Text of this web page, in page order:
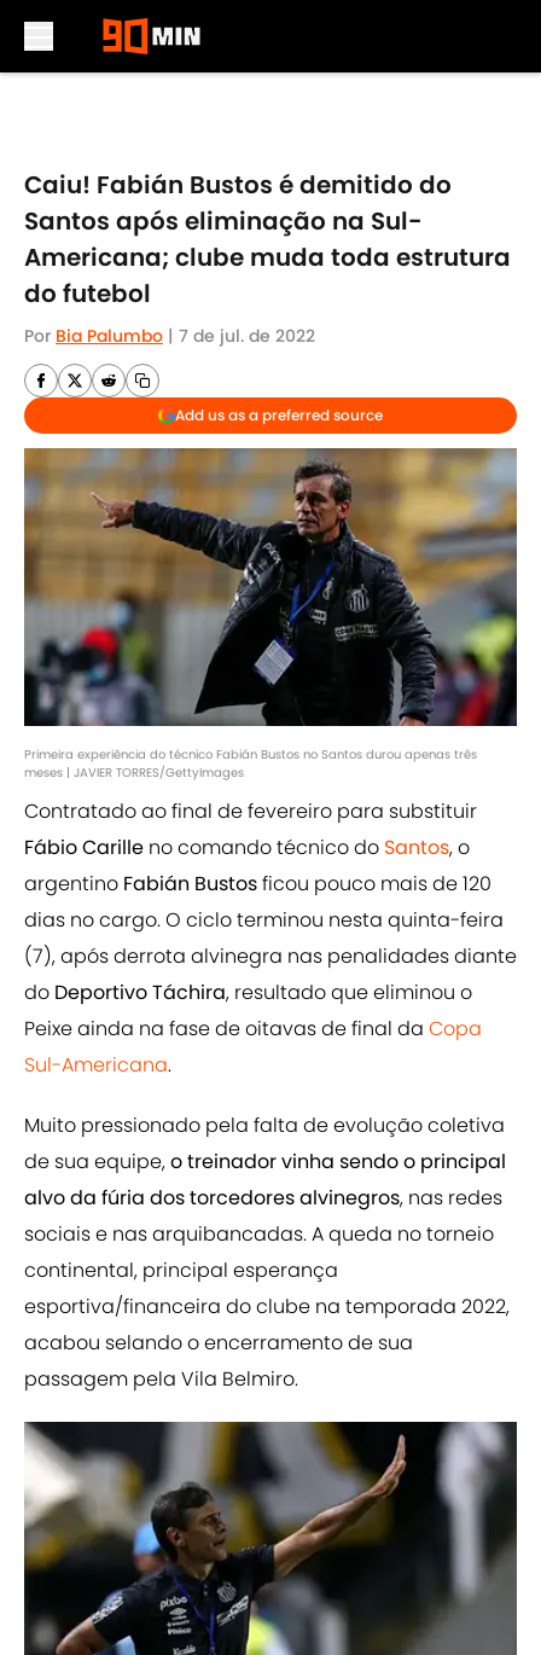
Caiu! Fabián Bustos é demitido do
Santos após eliminação na Sul-
Americana; clube muda toda estrutura
do futebol
Por Bia Palumbo | 7 de jul. de 2022
Add us as a preferred source
Primeira experiência do técnico Fabián Bustos no Santos durou apenas três
meses | JAVIER TORRES/GettyImages
Contratado ao final de fevereiro para substituir
Fábio Carille no comando técnico do Santos, o
argentino Fabián Bustosficou pouco mais de 120
dias no cargo. O ciclo terminou nesta quinta-feira
(7), após derrota alvinegra nas penalidades diante
do Deportivo Táchira, resultado que eliminou o
Peixe ainda na fase de oitavas de final da Copa
Sul-Americana.
Muito pressionado pela falta de evolução coletiva
de sua equipe,o treinador vinha sendo o principal
alvo da fúria dos torcedores alvinegros, nas redes
sociais e nas arquibancadas. A queda no torneio
continental, principal esperança
esportiva/financeira do clube na temporada 2022,
acabou selando o encerramento de sua
passagem pela Vila Belmiro.